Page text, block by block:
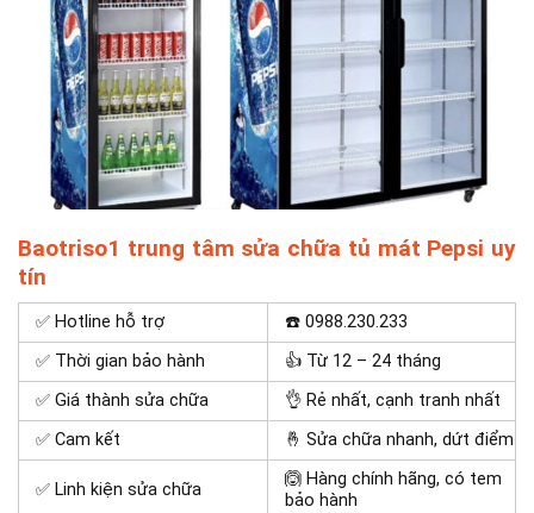
Baotriso1 trung tâm sửa chữa tủ mát Pepsi uy
tín
✅ Hotline hỗ trợ
☎️ 0988.230.233
✅ Thời gian bảo hành
👍 Từ 12 – 24 tháng
✅ Giá thành sửa chữa
👌 Rẻ nhất, cạnh tranh nhất
✅ Cam kết
🤞 Sửa chữa nhanh, dứt điểm
✅ Linh kiện sửa chữa
🙆 Hàng chính hãng, có tem
bảo hành